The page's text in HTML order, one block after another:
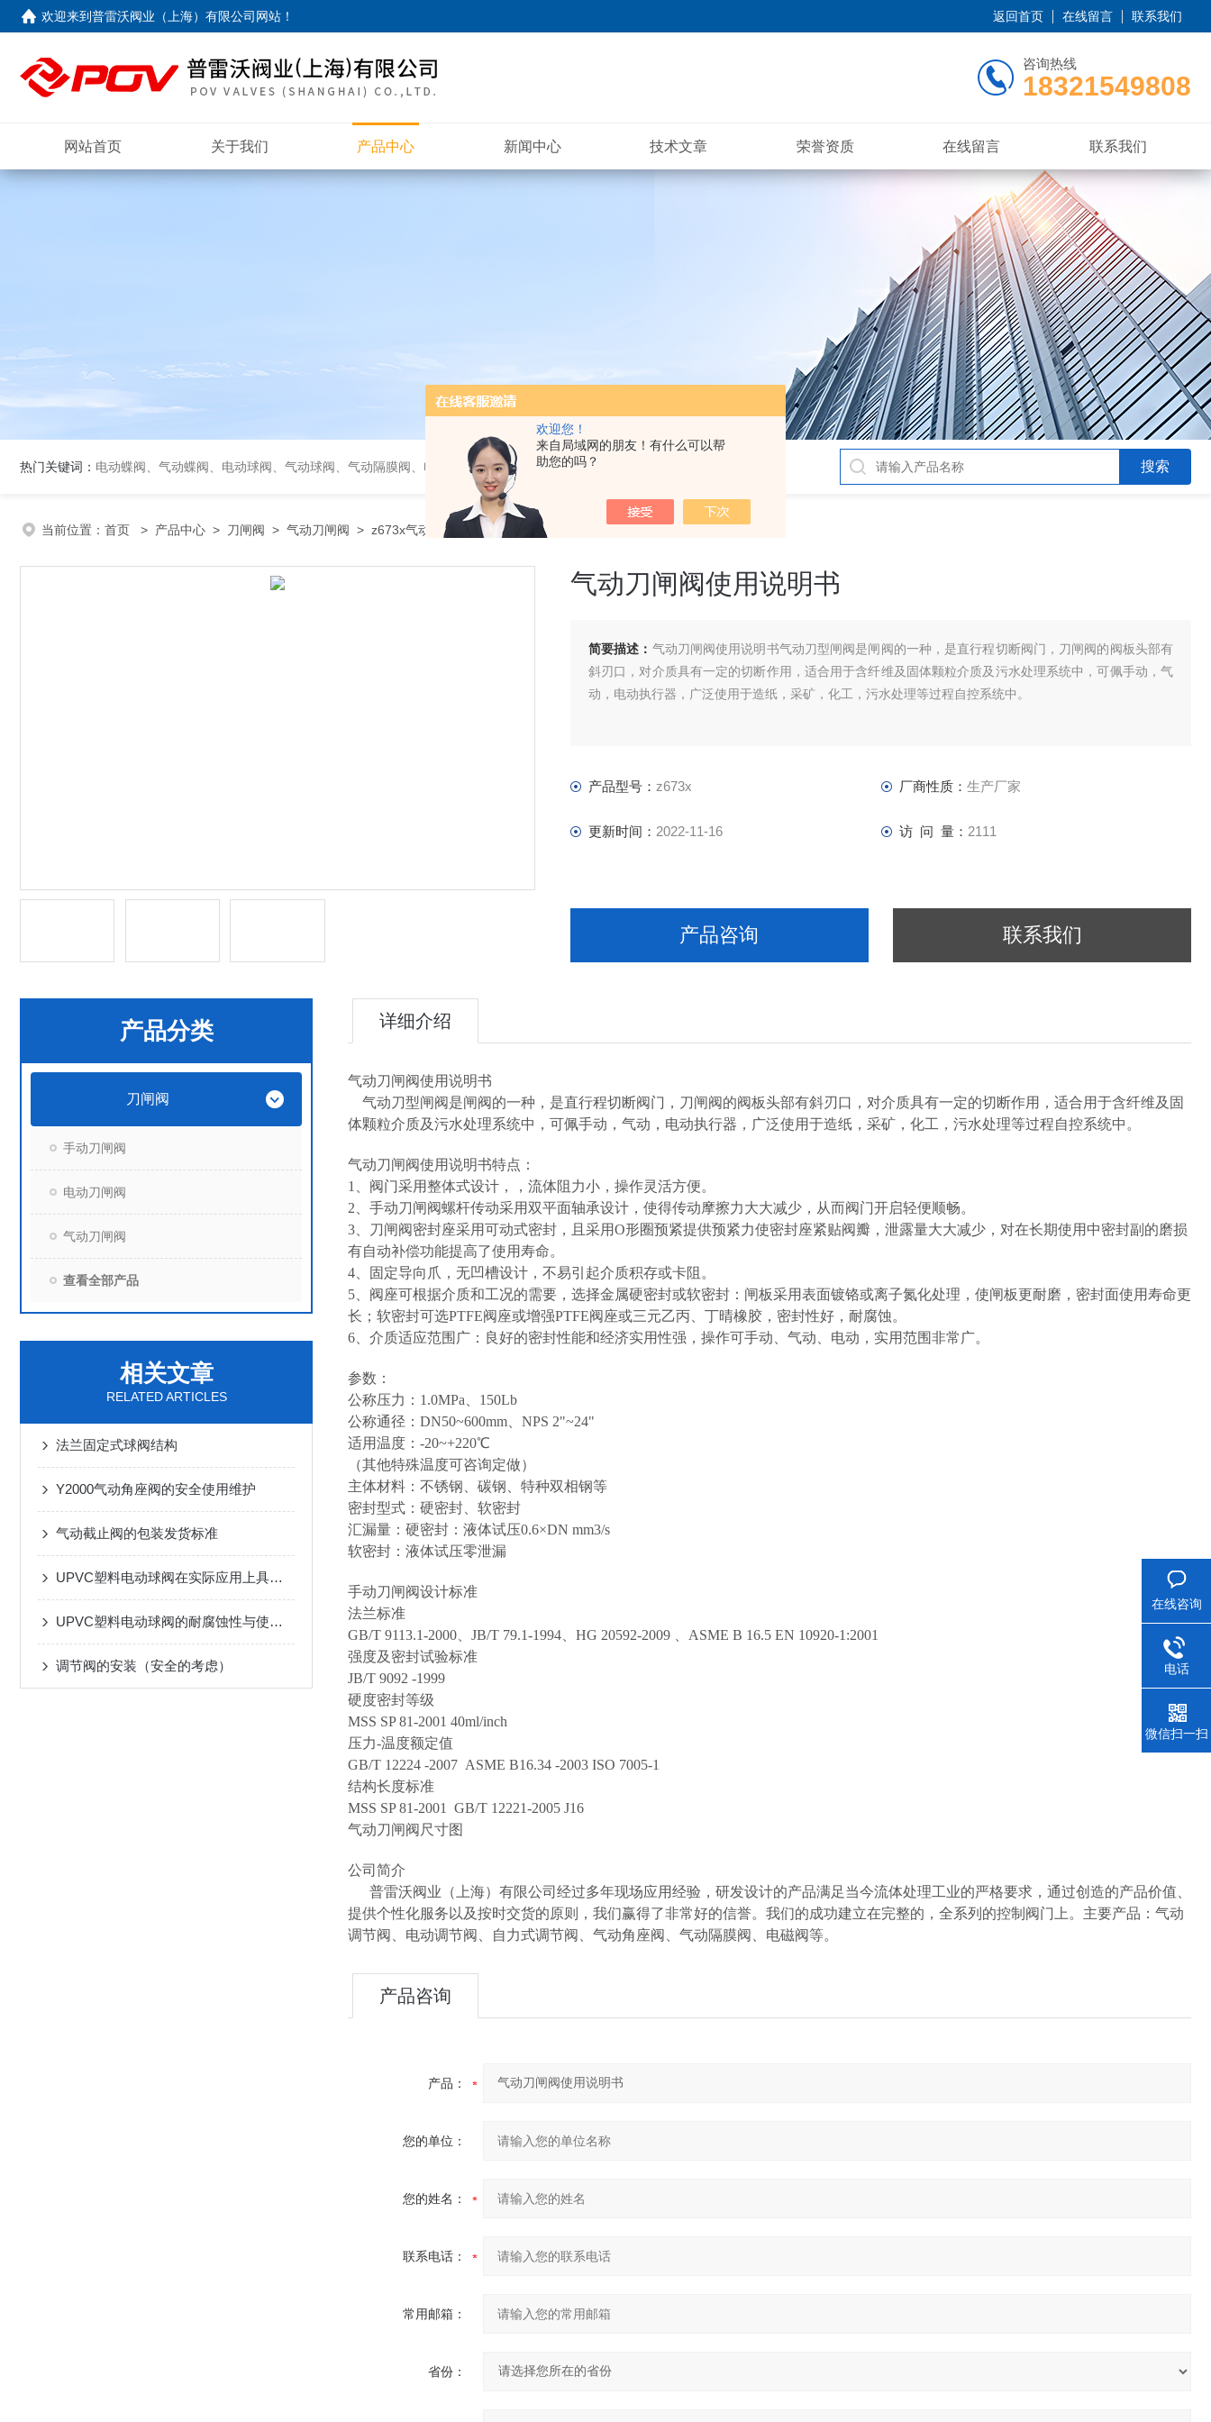
欢迎您！
来自局域网的朋友！有什么可以帮
助您的吗？
欢迎来到普雷沃阀业（上海）有限公司网站 ！ 返回首页 在线留言 联系我们
咨询热线
18321549808
网站首页 关于我们 产品中心 新闻中心 技术文章 荣誉资质 在线留言 联系我们
热门关键词： 电动蝶阀、气动蝶阀、电动球阀、气动球阀、气动隔膜阀、电磁阀、调节阀、气动角座阀
当前位置： 首页 > 产品中心 > 刀闸阀 > 气动刀闸阀 > z673x气动刀闸阀使用说明书
气动刀闸阀使用说明书
简要描述： 气动刀闸阀使用说明书气动刀型闸阀是闸阀的一种，是直行程切断阀门，刀闸阀的阀板头部有
斜刃口，对介质具有一定的切断作用，适合用于含纤维及固体颗粒介质及污水处理系统中，可佩手动，气
动，电动执行器，广泛使用于造纸，采矿，化工，污水处理等过程自控系统中。
产品型号： z673x 厂商性质： 生产厂家
更新时间： 2022-11-16 访 问 量： 2111
产品咨询 联系我们
产品分类
刀闸阀
手动刀闸阀
电动刀闸阀
气动刀闸阀
查看全部产品
相关文章
RELATED ARTICLES
法兰固定式球阀结构
Y2000气动角座阀的安全使用维护
气动截止阀的包装发货标准
UPVC塑料电动球阀在实际应用上具有特点
UPVC塑料电动球阀的耐腐蚀性与使用寿命分析
调节阀的安装（安全的考虑）
详细介绍
气动刀闸阀使用说明书
气动刀型闸阀是闸阀的一种，是直行程切断阀门，刀闸阀的阀板头部有斜刃口，对介质具有一定的切断作用，适合用于含纤维及固
体颗粒介质及污水处理系统中，可佩手动，气动，电动执行器，广泛使用于造纸，采矿，化工，污水处理等过程自控系统中。
气动刀闸阀使用说明书特点：
1、阀门采用整体式设计，，流体阻力小，操作灵活方便。
2、手动刀闸阀螺杆传动采用双平面轴承设计，使得传动摩擦力大大减少，从而阀门开启轻便顺畅。
3、刀闸阀密封座采用可动式密封，且采用O形圈预紧提供预紧力使密封座紧贴阀瓣，泄露量大大减少，对在长期使用中密封副的磨损
有自动补偿功能提高了使用寿命。
4、固定导向爪，无凹槽设计，不易引起介质积存或卡阻。
5、阀座可根据介质和工况的需要，选择金属硬密封或软密封：闸板采用表面镀铬或离子氮化处理，使闸板更耐磨，密封面使用寿命更
长；软密封可选PTFE阀座或增强PTFE阀座或三元乙丙、丁晴橡胶，密封性好，耐腐蚀。
6、介质适应范围广：良好的密封性能和经济实用性强，操作可手动、气动、电动，实用范围非常广。
参数：
公称压力：1.0MPa、150Lb
公称通径：DN50~600mm、NPS 2"~24"
适用温度：-20~+220℃
（其他特殊温度可咨询定做）
主体材料：不锈钢、碳钢、特种双相钢等
密封型式：硬密封、软密封
汇漏量：硬密封：液体试压0.6×DN mm3/s
软密封：液体试压零泄漏
手动刀闸阀设计标准
法兰标准
GB/T 9113.1-2000、JB/T 79.1-1994、HG 20592-2009 、ASME B 16.5 EN 10920-1:2001
强度及密封试验标准
JB/T 9092 -1999
硬度密封等级
MSS SP 81-2001 40ml/inch
压力-温度额定值
GB/T 12224 -2007 ASME B16.34 -2003 ISO 7005-1
结构长度标准
MSS SP 81-2001 GB/T 12221-2005 J16
气动刀闸阀尺寸图
公司简介
普雷沃阀业（上海）有限公司经过多年现场应用经验，研发设计的产品满足当今流体处理工业的严格要求，通过创造的产品价值、
提供个性化服务以及按时交货的原则，我们赢得了非常好的信誉。我们的成功建立在完整的，全系列的控制阀门上。主要产品：气动
调节阀、电动调节阀、自力式调节阀、气动角座阀、气动隔膜阀、电磁阀等。
产品咨询
产品：
您的单位：
您的姓名：
联系电话：
常用邮箱：
省份：
在线咨询
电话
微信扫一扫